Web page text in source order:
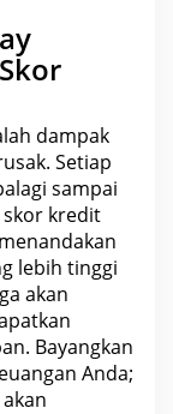
dampak
Setiap
sampai
skor kredit
lebih tinggi
akan
Bayangkan
Anda;